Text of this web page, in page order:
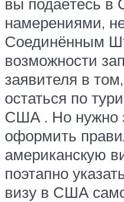
намерениями,
Соединённым
возможности
заявителя в
остаться по
США . Но нужно
оформить
американскую
поэтапно
визу в США